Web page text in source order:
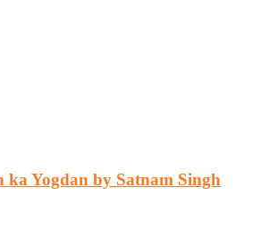
ka Yogdan by Satnam Singh